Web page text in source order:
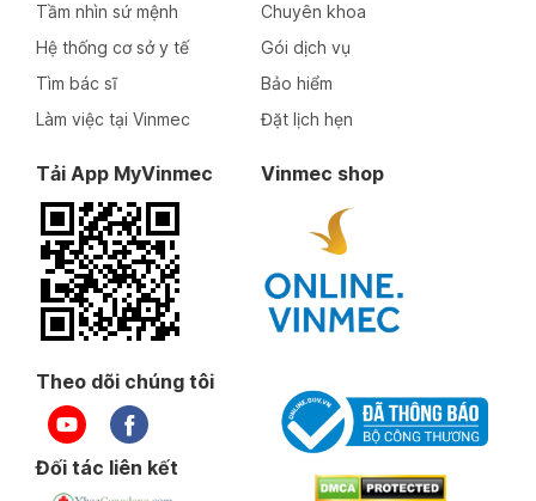
Tầm nhìn sứ mệnh
Hệ thống cơ sở y tế
Tìm bác sĩ
Làm việc tại Vinmec
Chuyên khoa
Gói dịch vụ
Bảo hiểm
Đặt lịch hẹn
Tải App MyVinmec Vinmec shop
Theo dõi chúng tôi
Đối tác liên kết